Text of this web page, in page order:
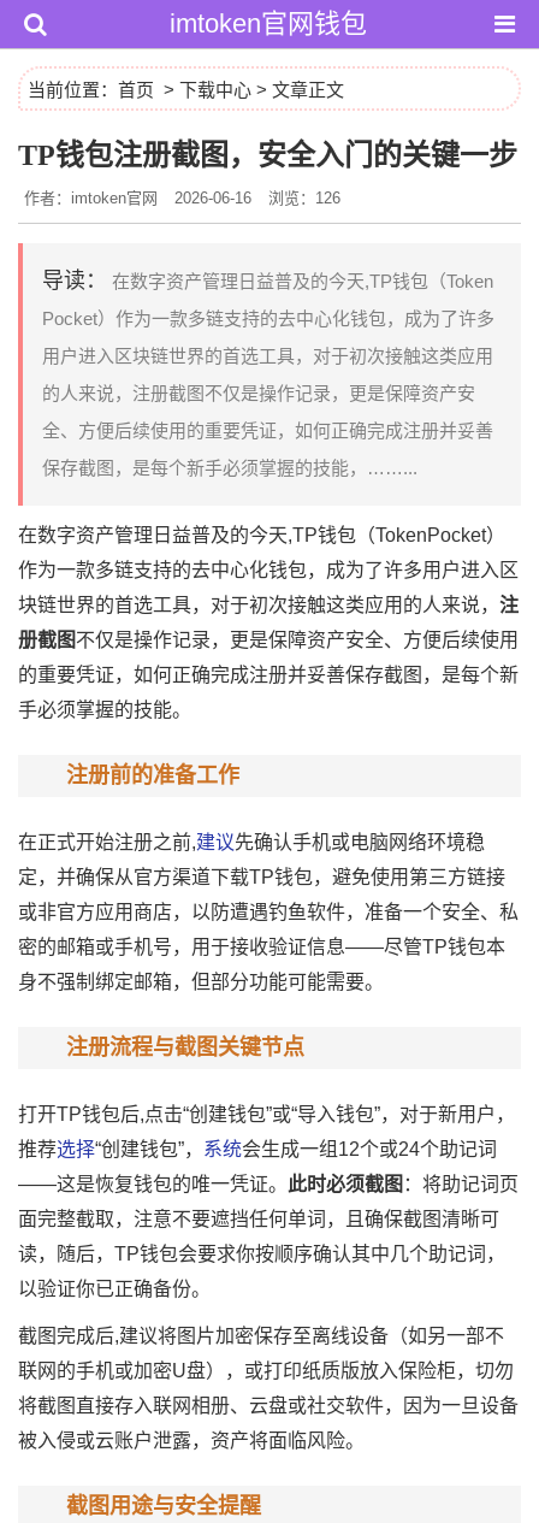
imtoken官网钱包
当前位置： 首页 > 下载中心 > 文章正文
TP钱包注册截图，安全入门的关键一步
作者：imtoken官网 2026-06-16 浏览：126
导读：
在数字资产管理日益普及的今天,TP钱包（Token
Pocket）作为一款多链支持的去中心化钱包，成为了许多
用户进入区块链世界的首选工具，对于初次接触这类应用
的人来说，注册截图不仅是操作记录，更是保障资产安
全、方便后续使用的重要凭证，如何正确完成注册并妥善
保存截图，是每个新手必须掌握的技能，……...
在数字资产管理日益普及的今天,TP钱包（TokenPocket）
作为一款多链支持的去中心化钱包，成为了许多用户进入区
块链世界的首选工具，对于初次接触这类应用的人来说， 注
册截图不仅是操作记录，更是保障资产安全、方便后续使用
的重要凭证，如何正确完成注册并妥善保存截图，是每个新
手必须掌握的技能。
注册前的准备工作
在正式开始注册之前,建议先确认手机或电脑网络环境稳
定，并确保从官方渠道下载TP钱包，避免使用第三方链接
或非官方应用商店，以防遭遇钓鱼软件，准备一个安全、私
密的邮箱或手机号，用于接收验证信息——尽管TP钱包本
身不强制绑定邮箱，但部分功能可能需要。
注册流程与截图关键节点
打开TP钱包后,点击“创建钱包”或“导入钱包”，对于新用户，
推荐选择“创建钱包”， 系统会生成一组12个或24个助记词
——这是恢复钱包的唯一凭证。
此时必须截图 ：将助记词页
面完整截取，注意不要遮挡任何单词，且确保截图清晰可
读，随后，TP钱包会要求你按顺序确认其中几个助记词，
以验证你已正确备份。
截图完成后,建议将图片加密保存至离线设备（如另一部不
联网的手机或加密U盘），或打印纸质版放入保险柜，切勿
将截图直接存入联网相册、云盘或社交软件，因为一旦设备
被入侵或云账户泄露，资产将面临风险。
截图用途与安全提醒